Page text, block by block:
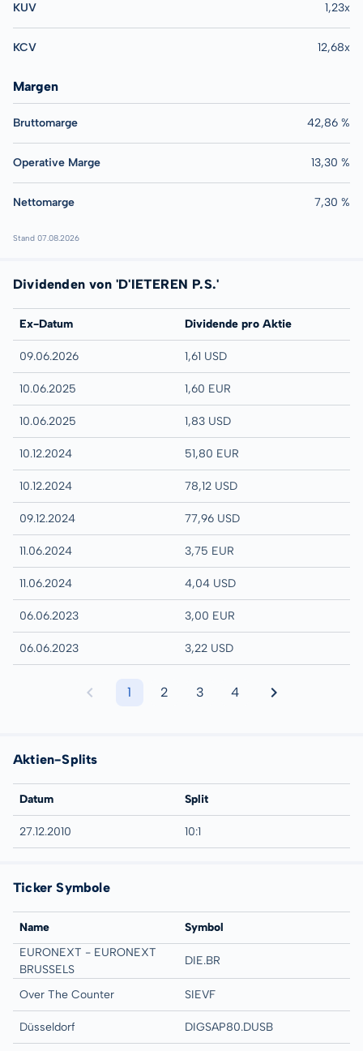
KUV 1,23x
KCV 12,68x
Margen
Bruttomarge 42,86 %
Operative Marge 13,30 %
Nettomarge 7,30 %
Stand 07.08.2026
Dividenden von 'D'IETEREN P.S.'
Ex-Datum Dividende pro Aktie
09.06.2026 1,61 USD
10.06.2025 1,60 EUR
10.06.2025 1,83 USD
10.12.2024 51,80 EUR
10.12.2024 78,12 USD
09.12.2024 77,96 USD
11.06.2024 3,75 EUR
11.06.2024 4,04 USD
06.06.2023 3,00 EUR
06.06.2023 3,22 USD
1 2 3 4
Aktien-Splits
Datum Split
27.12.2010 10:1
Ticker Symbole
Name
Symbol
EURONEXT - EURONEXT
BRUSSELS
DIE.BR
Over The Counter SIEVF
Düsseldorf DIGSAP80.DUSB